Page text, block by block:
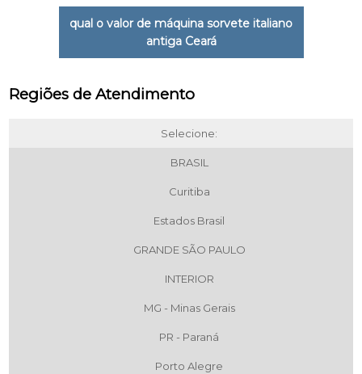
qual o valor de máquina sorvete italiano
antiga Ceará
Regiões de Atendimento
Selecione:
BRASIL
Curitiba
Estados Brasil
GRANDE SÃO PAULO
INTERIOR
MG - Minas Gerais
PR - Paraná
Porto Alegre